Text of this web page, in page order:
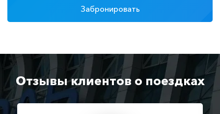
Забронировать
Отзывы клиентов о поездках